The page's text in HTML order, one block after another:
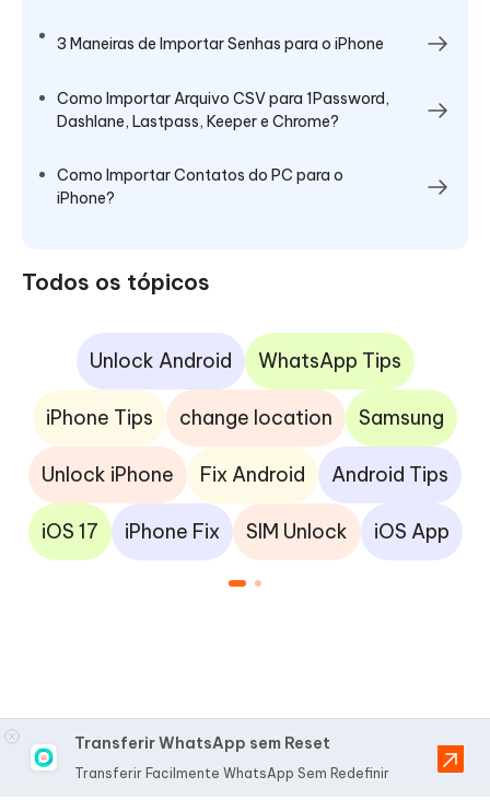
3 Maneiras de Importar Senhas para o iPhone
Como Importar Arquivo CSV para 1Password,
Dashlane, Lastpass, Keeper e Chrome?
Como Importar Contatos do PC para o
iPhone?
Todos os tópicos
Unlock Android WhatsApp Tips
iPhone Tips change location Samsung
Unlock iPhone Fix Android Android Tips
iOS 17 iPhone Fix SIM Unlock iOS App
Transferir WhatsApp sem Reset
Transferir Facilmente WhatsApp Sem Redefinir